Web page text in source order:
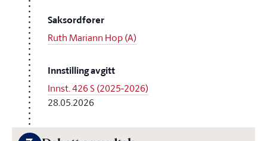
Saksordfører
Ruth Mariann Hop (A)
Innstilling avgitt
Innst. 426 S (2025-2026)
28.05.2026